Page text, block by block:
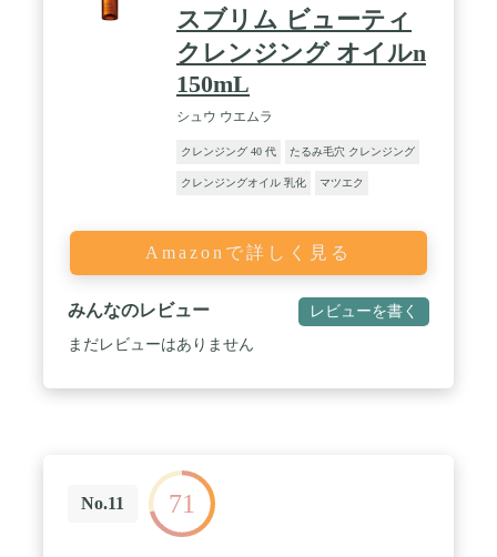
スブリム ビューティ
クレンジング オイルn
150mL
シュウ ウエムラ
クレンジング 40 代 たるみ毛穴 クレンジング
クレンジングオイル 乳化 マツエク
Amazonで詳しく見る
みんなのレビュー レビューを書く
まだレビューはありません
No.11 71